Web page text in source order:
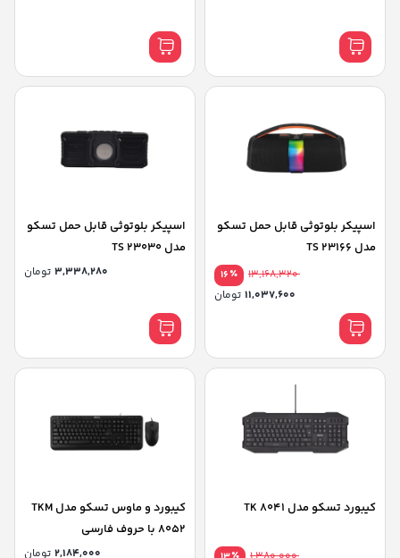
اسپیکر بلوتوثی قابل حمل تسکو
مدل TS 23166
٪16
13,168,320
تومان
اسپیکر بلوتوثی قابل حمل تسکو
مدل TS 23030
تومان
کیبورد تسکو مدل TK 8041
کیبورد و ماوس تسکو مدل TKM
8052 با حروف فارسی
تومان